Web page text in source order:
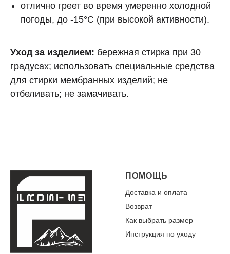
отлично греет во время умеренно холодной
погоды, до -15°C (при высокой активности).
Уход за изделием: бережная стирка при 30
градусах; использовать специальные средства
для стирки мембранных изделий; не
отбеливать; не замачивать.
ПОМОЩЬ
Доставка и оплата
Возврат
Как выбрать размер
Инструкция по уходу